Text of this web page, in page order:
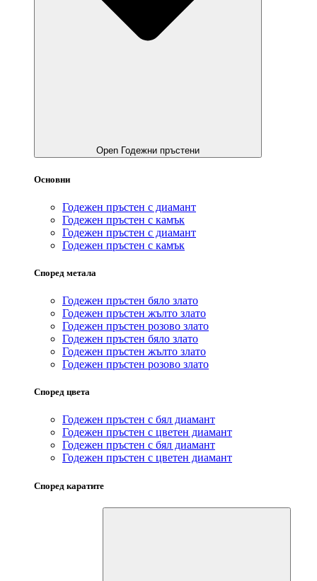
Open Годежни пръстени
Основни
Годежен пръстен с диамант
Годежен пръстен с камък
Годежен пръстен с диамант
Годежен пръстен с камък
Според метала
Годежен пръстен бяло злато
Годежен пръстен жълто злато
Годежен пръстен розово злато
Годежен пръстен бяло злато
Годежен пръстен жълто злато
Годежен пръстен розово злато
Според цвета
Годежен пръстен с бял диамант
Годежен пръстен с цветен диамант
Годежен пръстен с бял диамант
Годежен пръстен с цветен диамант
Според каратите